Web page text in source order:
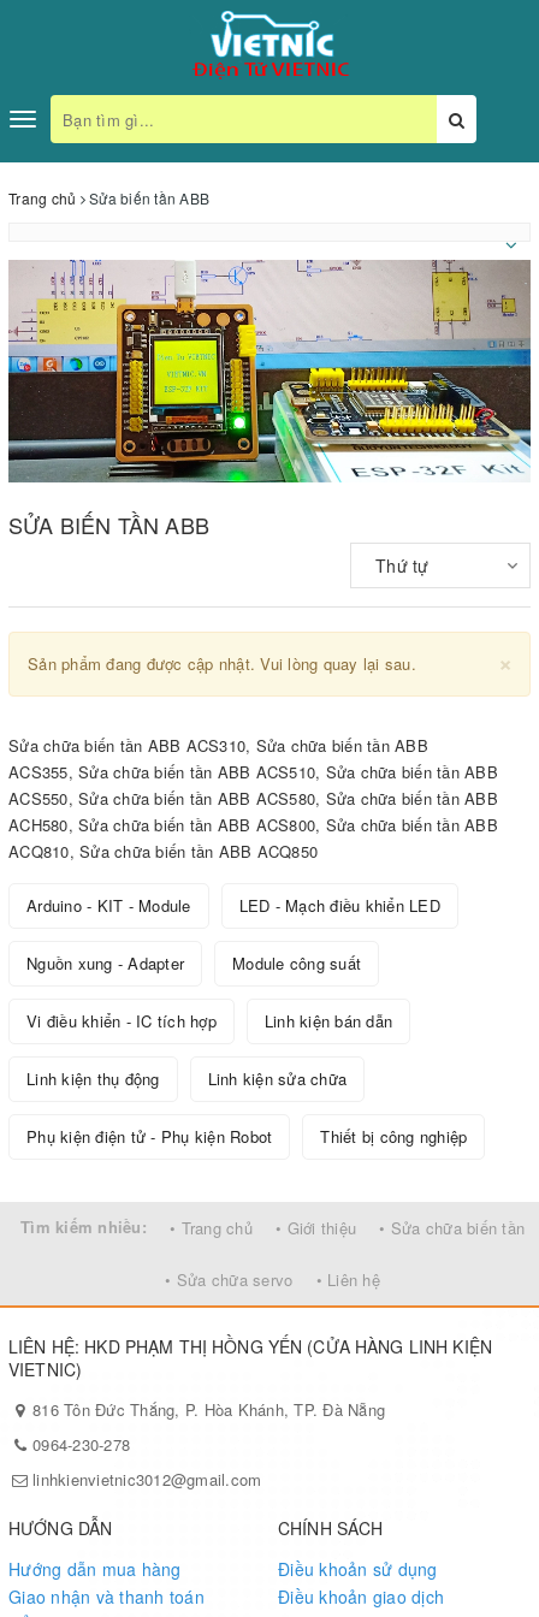
Toggle
navigation
Trang chủ Sửa biến tần ABB
SỬA BIẾN TẦN ABB
Thứ tự
×
Sản phẩm đang được cập nhật. Vui lòng quay lại sau.
Sửa chữa biến tần ABB ACS310, Sửa chữa biến tần ABB
ACS355, Sửa chữa biến tần ABB ACS510, Sửa chữa biến tần ABB
ACS550, Sửa chữa biến tần ABB ACS580, Sửa chữa biến tần ABB
ACH580, Sửa chữa biến tần ABB ACS800, Sửa chữa biến tần ABB
ACQ810, Sửa chữa biến tần ABB ACQ850
Arduino - KIT - Module LED - Mạch điều khiển LED
Nguồn xung - Adapter Module công suất
Vi điều khiển - IC tích hợp Linh kiện bán dẫn
Linh kiện thụ động Linh kiện sửa chữa
Phụ kiện điện tử - Phụ kiện Robot Thiết bị công nghiệp
Tìm kiếm nhiều: • Trang chủ • Giới thiệu • Sửa chữa biến tần
• Sửa chữa servo • Liên hệ
LIÊN HỆ: HKD PHẠM THỊ HỒNG YẾN (CỬA HÀNG LINH KIỆN
VIETNIC)
816 Tôn Đức Thắng, P. Hòa Khánh, TP. Đà Nẵng
0964-230-278
linhkienvietnic3012@gmail.com
HƯỚNG DẪN
Hướng dẫn mua hàng
Giao nhận và thanh toán
CHÍNH SÁCH
Điều khoản sử dụng
Điều khoản giao dịch